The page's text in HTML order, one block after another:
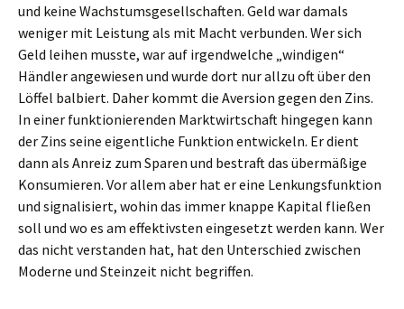
und keine Wachstumsgesellschaften. Geld war damals
weniger mit Leistung als mit Macht verbunden. Wer sich
Geld leihen musste, war auf irgendwelche „windigen“
Händler angewiesen und wurde dort nur allzu oft über den
Löffel balbiert. Daher kommt die Aversion gegen den Zins.
In einer funktionierenden Marktwirtschaft hingegen kann
der Zins seine eigentliche Funktion entwickeln. Er dient
dann als Anreiz zum Sparen und bestraft das übermäßige
Konsumieren. Vor allem aber hat er eine Lenkungsfunktion
und signalisiert, wohin das immer knappe Kapital fließen
soll und wo es am effektivsten eingesetzt werden kann. Wer
das nicht verstanden hat, hat den Unterschied zwischen
Moderne und Steinzeit nicht begriffen.